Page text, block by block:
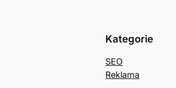
Kategorie
SEO
Reklama